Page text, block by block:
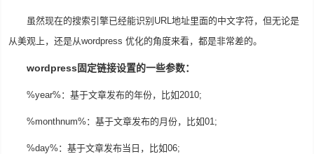
虽然现在的搜索引擎已经能识别URL地址里面的中文字符，但无论是
从美观上，还是从wordpress 优化的角度来看，都是非常差的。
wordpress固定链接设置的一些参数：
%year%：基于文章发布的年份，比如2010;
%monthnum%：基于文章发布的月份，比如01;
%day%：基于文章发布当日，比如06;